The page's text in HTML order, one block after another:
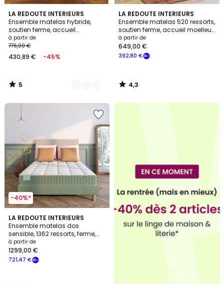
LA REDOUTE INTERIEURS
Ensemble matelas hybride,
soutien ferme, accueil
enveloppant et sommier
à partir de
776,00 €
430,89 € -45%
5
/
5
2
Couleurs
5
/
LA REDOUTE INTERIEURS
Ensemble matelas 520 ressorts,
soutien ferme, accueil moelleux
et sommier
à partir de
392,80 €
649,00 €
4,3
/ 5
4,3
/
-40%*
LA REDOUTE INTERIEURS
Ensemble matelas dos
sensible, 1362 ressorts, ferme,
accueil tonique et sommier
à partir de
721,47 €
1299,00 €
4,3
/ 5